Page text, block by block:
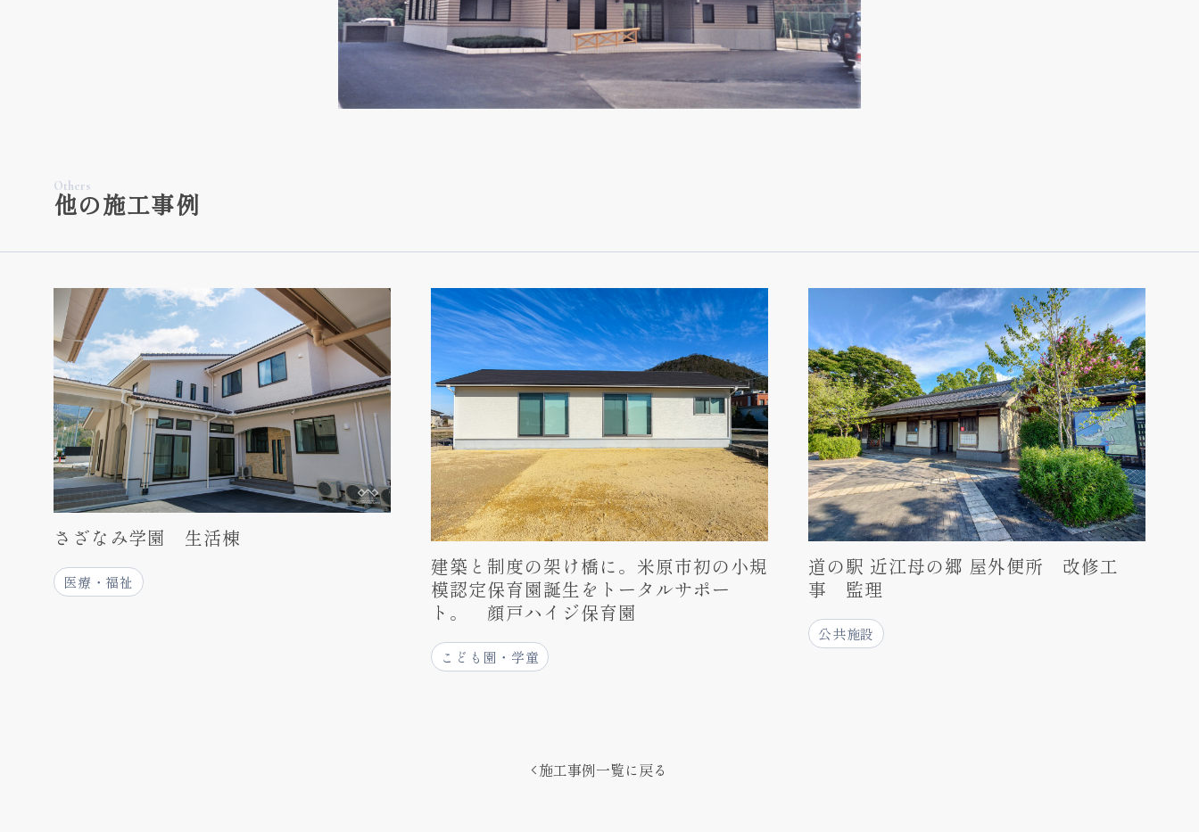
Others
他の施工事例
さざなみ学園 生活棟
医療・福祉
建築と制度の架け橋に。米原市初の小規
模認定保育園誕生をトータルサポー
ト。 顔戸ハイジ保育園
こども園・学童
道の駅 近江母の郷 屋外便所 改修工
事 監理
公共施設
施工事例一覧に戻る